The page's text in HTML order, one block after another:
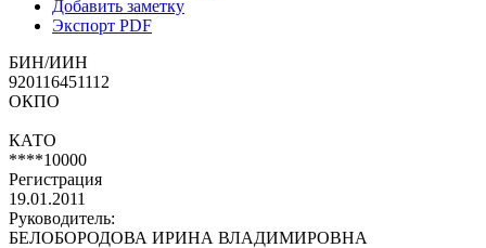
Добавить заметку
Экспорт PDF
БИН/ИИН
920116451112
ОКПО
КАТО
****10000
Регистрация
19.01.2011
Руководитель:
БЕЛОБОРОДОВА ИРИНА ВЛАДИМИРОВНА